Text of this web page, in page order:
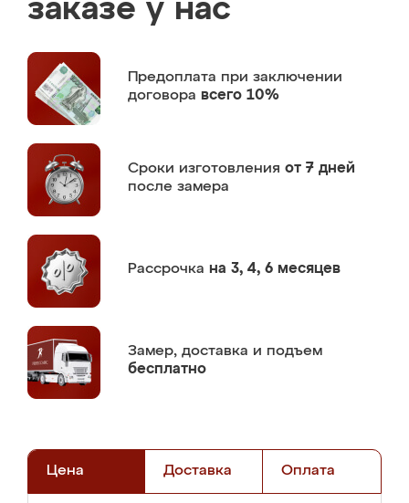
заказе у нас
Предоплата при заключении
договора всего 10%
Сроки изготовления от 7 дней
после замера
Рассрочка на 3, 4, 6 месяцев
Замер, доставка и подъем
бесплатно
Цена Доставка Оплата